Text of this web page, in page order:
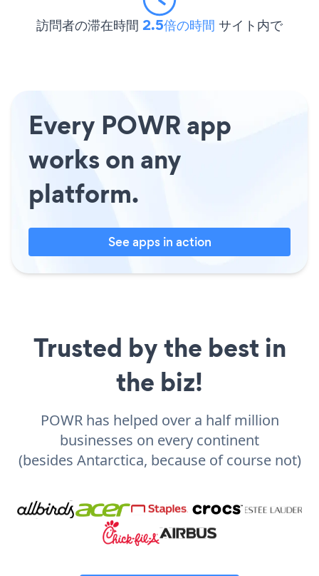
訪問者の滞在時間 2.5倍の時間 サイト内で
Every POWR app
works on any
platform.
See apps in action
Trusted by the best in
the biz!
POWR has helped over a half million
businesses on every continent
(besides Antarctica, because of course not)